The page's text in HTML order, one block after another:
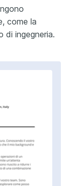
come la
di ingegneria.